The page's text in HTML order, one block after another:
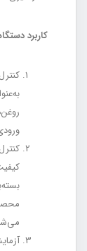
کاربرد